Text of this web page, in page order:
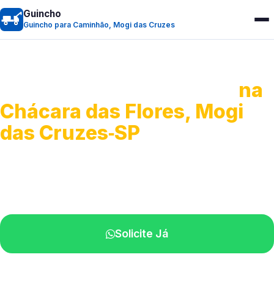
Guincho
Guincho para Caminhão, Mogi das Cruzes
na
Chácara das Flores, Mogi
das Cruzes‑SP
Solicite Já